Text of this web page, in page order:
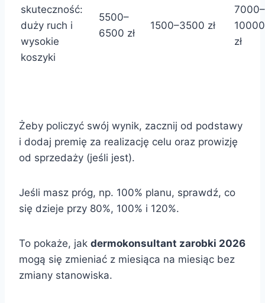
skuteczność:
duży ruch i
wysokie
koszyki
5500–
6500 zł
1500–3500 zł
7000–
10000
zł
Żeby policzyć swój wynik, zacznij od podstawy
i dodaj premię za realizację celu oraz prowizję
od sprzedaży (jeśli jest).
Jeśli masz próg, np. 100% planu, sprawdź, co
się dzieje przy 80%, 100% i 120%.
To pokaże, jak dermokonsultant zarobki 2026
mogą się zmieniać z miesiąca na miesiąc bez
zmiany stanowiska.